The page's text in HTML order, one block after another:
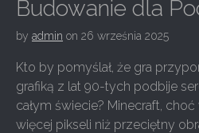
T
Budowanie dla
by admin on 26 września 2025
Kto by pomyślał, że gra
grafiką z lat 90-tych podbije
całym świecie? Minecraft,
więcej pikseli niż przeciętny